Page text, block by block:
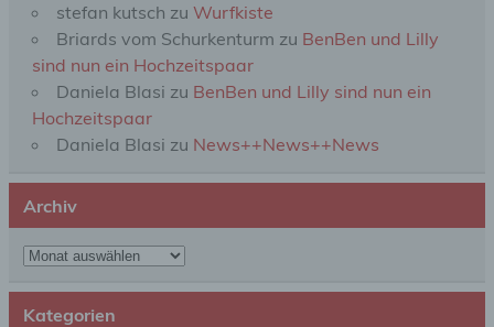
stefan kutsch zu Wurfkiste
Briards vom Schurkenturm zu BenBen und Lilly
sind nun ein Hochzeitspaar
Daniela Blasi zu BenBen und Lilly sind nun ein
Hochzeitspaar
Daniela Blasi zu News++News++News
Archiv
Archiv
Kategorien
wie das Erheben, das Erfassen, die Organisation,
das Ordnen, die Speicherung, die Anpassung oder
Verwendung, die Offenlegung durch Übermittlung,
Verbreitung oder eine andere Form der
Bereitstellung, den Abgleich oder die Verknüpfung,
die Einschränkung, das Löschen oder die
Vernichtung.
Einschränkung der Verarbeitung ist die Markierung
gespeicherter personenbezogener Daten mit dem
Ziel, ihre künftige Verarbeitung einzuschränken.